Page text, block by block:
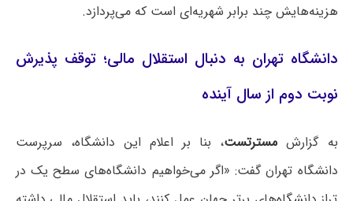
هزینه‌هایش چند برابر شهریه‌ای است که می‌پردازد.
دانشگاه تهران به دنبال استقلال مالی؛ توقف پذیرش
نوبت دوم از سال آینده
به گزارش مسترتست، بنا بر اعلام این دانشگاه، سرپرست
دانشگاه تهران گفت: «اگر می‌خواهیم دانشگاه‌های سطح یک در